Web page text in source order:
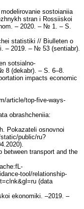
sostoianiia
stran i Rossiiskoi
– 2020. – № 1. – S.
statistiki // Biulleten o
– 2019. – № 53 (sentiabr).
sotsialno-
8 (dekabr). – S. 6–8.
impacts economic
article/top-five-ways-
obrashcheniia:
Pokazateli osnovnoi
public/ru?
between transport and the
tool/relationship-
(data
ekonomiki. –2019. –